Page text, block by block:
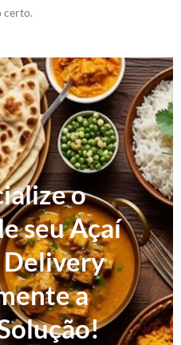
certo.
o
seu Açaí
Delivery
a